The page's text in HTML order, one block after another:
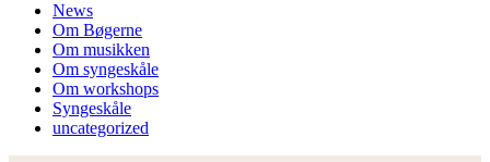
News
Om Bøgerne
Om musikken
Om syngeskåle
Om workshops
Syngeskåle
uncategorized